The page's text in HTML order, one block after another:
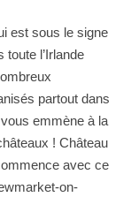
est sous le signe
toute l’Irlande
partout dans
emmène à la
! Château
avec ce
on-